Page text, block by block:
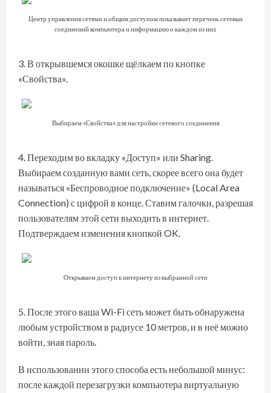
Центр управления сетями и общим доступом показывает перечень сетевых
соединений компьютера и информацию о каждом из них
В открывшемся окошке щёлкаем по кнопке
«Свойства».
Выбираем «Свойства» для настройки сетевого соединения
Переходим во вкладку «Доступ» или Sharing.
Выбираем созданную вами сеть, скорее всего она будет
называться «Беспроводное подключение» (Local Area
Connection) с цифрой в конце. Ставим галочки, разрешая
пользователям этой сети выходить в интернет.
Подтверждаем изменения кнопкой OK.
Открываем доступ к интернету из выбранной сети
После этого ваша Wi-Fi сеть может быть обнаружена
любым устройством в радиусе 10 метров, и в неё можно
войти, зная пароль.
В использовании этого способа есть небольшой минус:
после каждой перезагрузки компьютера виртуальную